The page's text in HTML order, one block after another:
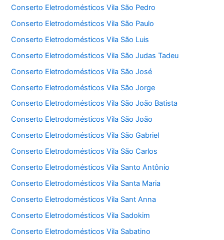
Conserto Eletrodomésticos Vila São Pedro
Conserto Eletrodomésticos Vila São Paulo
Conserto Eletrodomésticos Vila São Luis
Conserto Eletrodomésticos Vila São Judas Tadeu
Conserto Eletrodomésticos Vila São José
Conserto Eletrodomésticos Vila São Jorge
Conserto Eletrodomésticos Vila São João Batista
Conserto Eletrodomésticos Vila São João
Conserto Eletrodomésticos Vila São Gabriel
Conserto Eletrodomésticos Vila São Carlos
Conserto Eletrodomésticos Vila Santo Antônio
Conserto Eletrodomésticos Vila Santa Maria
Conserto Eletrodomésticos Vila Sant Anna
Conserto Eletrodomésticos Vila Sadokim
Conserto Eletrodomésticos Vila Sabatino